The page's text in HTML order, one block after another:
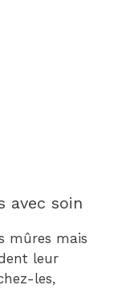
avec soin
mûres mais
leur
les,